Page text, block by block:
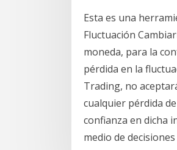
Esta es una
Fluctuación
moneda, para la
pérdida en la
Trading, no
cualquier pérdida
confianza en dicha
medio de